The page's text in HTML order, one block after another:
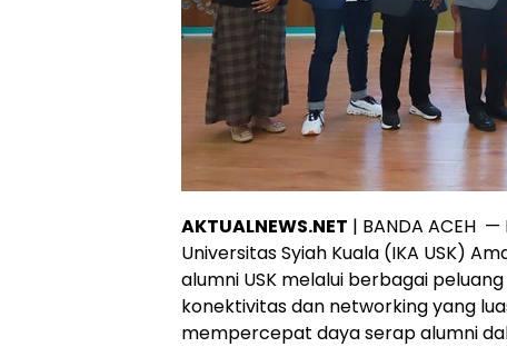
AKTUALNEWS.NET | BANDA ACEH
Universitas Syiah Kuala (IKA USK)
alumni USK melalui berbagai
konektivitas dan networking yang
mempercepat daya serap alumni